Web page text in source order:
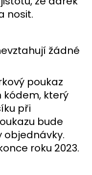
nosit.
žádné
poukaz
který
při
bude
objednávky.
roku 2023.